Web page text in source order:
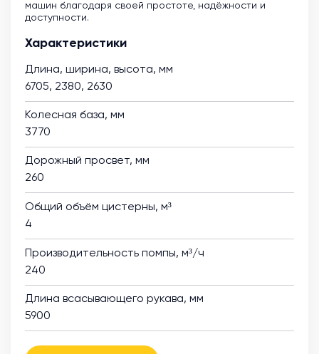
машин благодаря своей простоте, надёжности и
доступности.
Характеристики
Длина, ширина, высота, мм
6705, 2380, 2630
Колесная база, мм
3770
Дорожный просвет, мм
260
Общий объём цистерны, м³
4
Производительность помпы, м³/ч
240
Длина всасывающего рукава, мм
5900